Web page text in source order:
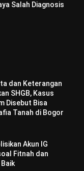
Salah Diagnosis
dan Keterangan
SHGB, Kasus
Disebut Bisa
Tanah di Bogor
Akun IG
Fitnah dan